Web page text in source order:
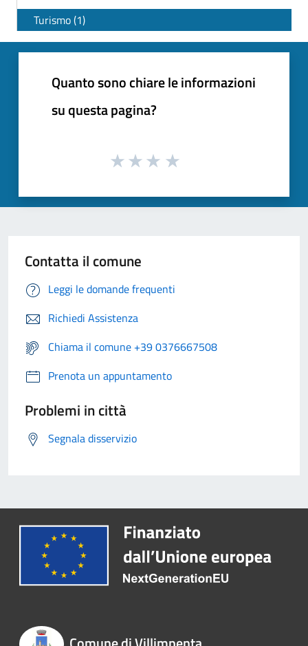
Turismo (1)
Quanto sono chiare le informazioni
su questa pagina?
Contatta il comune
Leggi le domande frequenti
Richiedi Assistenza
Chiama il comune +39 0376667508
Prenota un appuntamento
Problemi in città
Segnala disservizio